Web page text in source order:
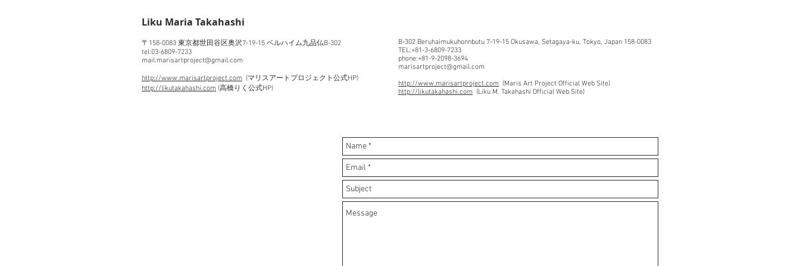
​Liku Maria Takahashi
〒158-0083 東京都世田谷区奥沢7-19-15 ベルハイム九品仏B-302
tel:03-6809-7233
mail:marisartproject@gmail.com
http://www.marisartproject.com (マリスアートプロジェクト公式HP)
http://likutakahashi.com (高橋りく公式HP)
B-302 Beruhaimukuhonnbutu 7-19-15 Okusawa, Setagaya-ku, Tokyo, Japan 158-0083
TEL:+81-3-6809-7233
phone:+81-9-2098-3694
marisartproject@gmail.com
http://www.marisartproject.com (Maris Art Project Official Web Site)
http://likutakahashi.com (Liku M. Takahashi Official Web Site)